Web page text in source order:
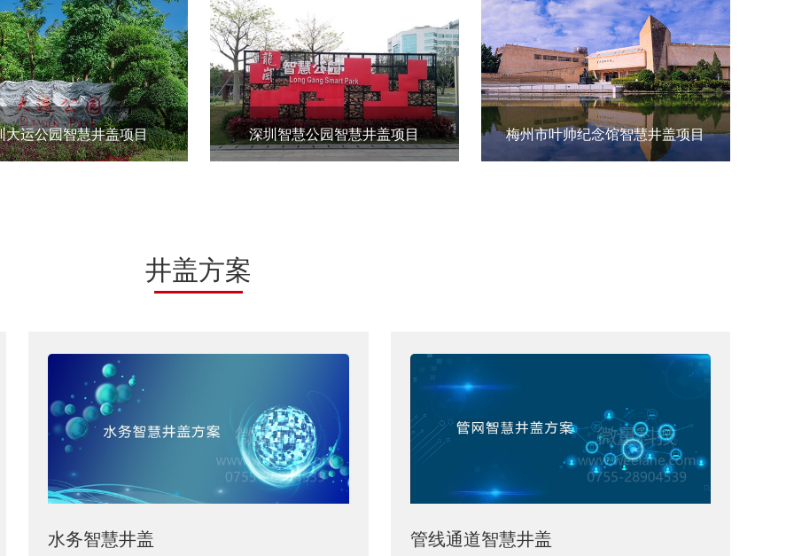
大运公园智慧井盖项目 深圳智慧公园智慧井盖项目 梅州市叶帅纪念馆智慧井盖项目
井盖方案
水务智慧井盖 管线通道智慧井盖